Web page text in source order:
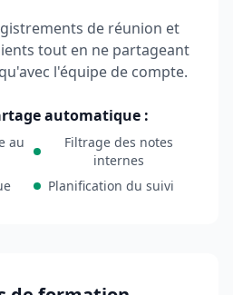
de réunion et
tout en ne partageant
l'équipe de compte.
automatique :
au
Filtrage des notes
internes
Planification du suivi